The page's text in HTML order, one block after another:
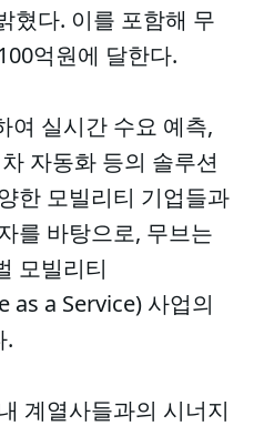
혔다. 이를 포함해 무
억원에 달한다.
여 실시간 수요 예측,
자동화 등의 솔루션
한 모빌리티 기업들과
를 바탕으로, 무브는
모빌리티
as a Service) 사업의
.
계열사들과의 시너지